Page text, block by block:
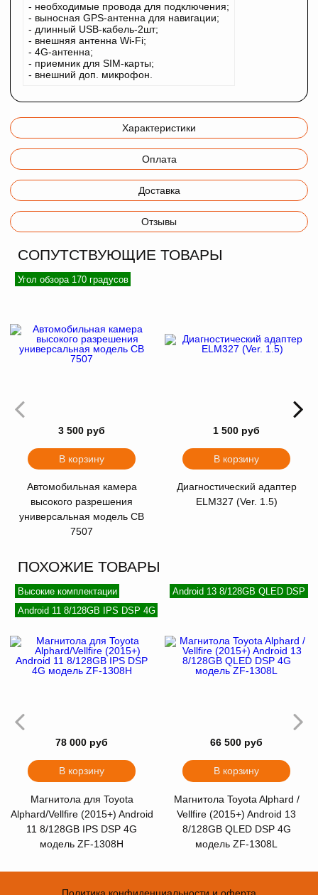
- необходимые провода для подключения;
- выносная GPS-антенна для навигации;
- длинный USB-кабель-2шт;
- внешняя антенна Wi-Fi;
- 4G-антенна;
- приемник для SIM-карты;
- внешний доп. микрофон.
Характеристики
Оплата
Доставка
Отзывы
СОПУТСТВУЮЩИЕ ТОВАРЫ
Угол обзора 170 градусов
3 500 руб
В корзину
Автомобильная камера
высокого разрешения
универсальная модель CB
7507
1 500 руб
В корзину
Диагностический адаптер
ELM327 (Ver. 1.5)
ПОХОЖИЕ ТОВАРЫ
Высокие комплектации
Android 11 8/128GB IPS DSP 4G
78 000 руб
В корзину
Магнитола для Toyota
Alphard/Vellfire (2015+) Android
11 8/128GB IPS DSP 4G
модель ZF-1308H
Android 13 8/128GB QLED DSP
66 500 руб
В корзину
Магнитола Toyota Alphard /
Vellfire (2015+) Android 13
8/128GB QLED DSP 4G
модель ZF-1308L